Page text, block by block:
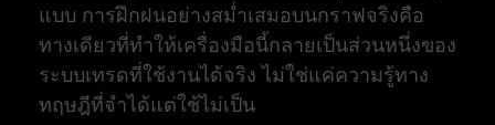
แบบ การฝึกฝนอย่างสม่ำเสมอบนกราฟจริงคือ
ทางเดียวที่ทำให้เครื่องมือนี้กลายเป็นส่วนหนึ่งของ
ระบบเทรดที่ใช้งานได้จริง ไม่ใช่แค่ความรู้ทาง
ทฤษฎีที่จำได้แต่ใช้ไม่เป็น